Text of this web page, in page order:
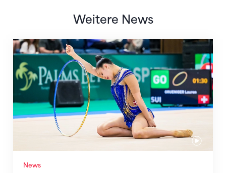
Weitere News
News
Nächster Halt: Weltmeisterschaft